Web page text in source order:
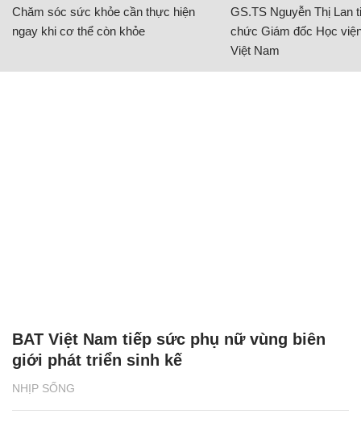
Chăm sóc sức khỏe cần thực hiện
ngay khi cơ thể còn khỏe
GS.TS Nguyễn Thị Lan
chức Giám đốc Học
Việt Nam
NHỊP SỐNG
BAT Việt Nam tiếp sức phụ nữ vùng biên
giới phát triển sinh kế